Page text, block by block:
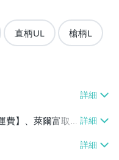
直柄UL 槍柄L
費】、萊爾富取